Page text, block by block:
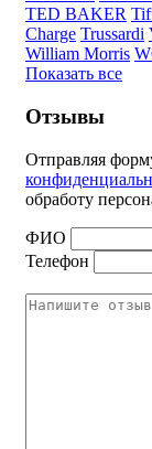
TED BAKER
Charge Trussardi
William Morris
Показать все
Отзывы
Отправляя
обработу
ФИО
Телефон